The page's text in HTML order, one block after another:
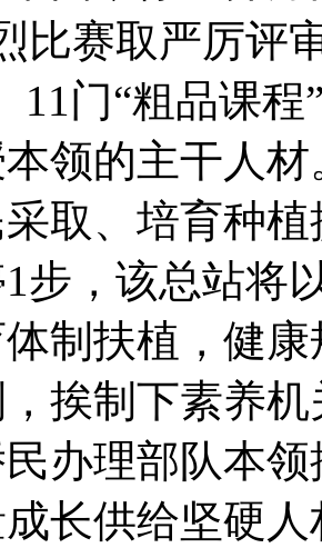
比赛取严厉评
11门“粗品课
本领的主干人
取、培育种
步，该总站将
制扶植，健
挨制下素养
办理部队本
长供给坚硬